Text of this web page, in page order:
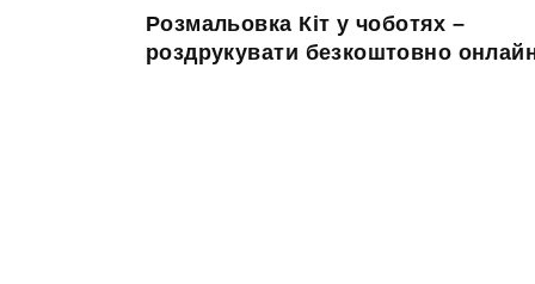
Розмальовка Кіт у чоботях –
роздрукувати безкоштовно